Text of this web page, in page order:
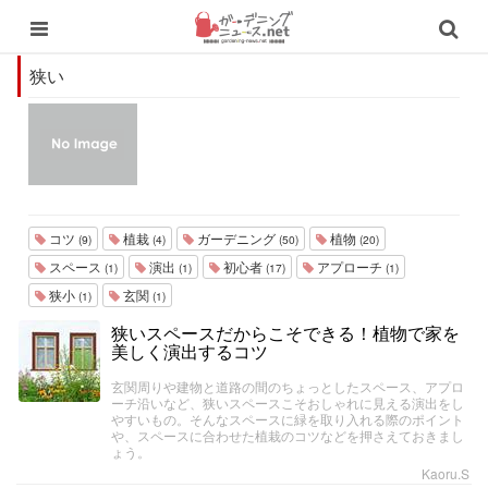
狭い
コツ (9) 植栽 (4) ガーデニング (50) 植物 (20)
スペース (1) 演出 (1) 初心者 (17) アプローチ (1)
狭小 (1) 玄関 (1)
狭いスペースだからこそできる！植物で家を
美しく演出するコツ
玄関周りや建物と道路の間のちょっとしたスペース、アプロ
ーチ沿いなど、狭いスペースこそおしゃれに見える演出をし
やすいもの。そんなスペースに緑を取り入れる際のポイント
や、スペースに合わせた植栽のコツなどを押さえておきまし
ょう。
Kaoru.S